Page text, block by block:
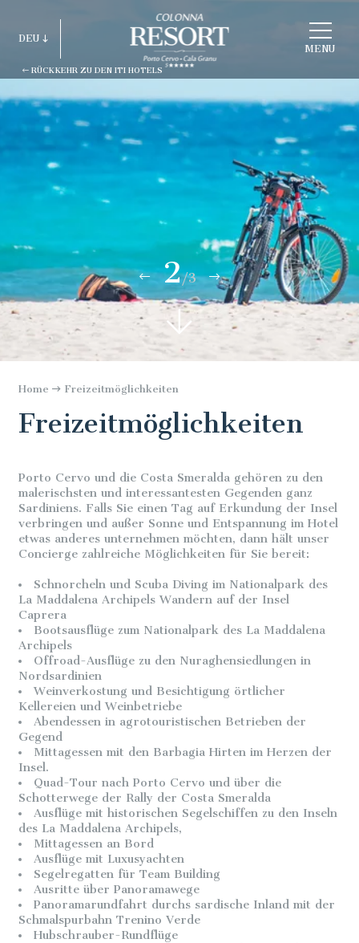
MENU
RÜCKKEHR ZU DEN ITI HOTELS
DEU
ENG
2/3
Home Freizeitmöglichkeiten
Freizeitmöglichkeiten
Porto Cervo und die Costa Smeralda gehören zu den
malerischsten und interessantesten Gegenden ganz
Sardiniens. Falls Sie einen Tag auf Erkundung der Insel
verbringen und außer Sonne und Entspannung im Hotel
etwas anderes unternehmen möchten, dann hält unser
Concierge zahlreiche Möglichkeiten für Sie bereit:
Schnorcheln und Scuba Diving im Nationalpark des
La Maddalena Archipels Wandern auf der Insel
Caprera
Bootsausflüge zum Nationalpark des La Maddalena
Archipels
Offroad-Ausflüge zu den Nuraghensiedlungen in
Nordsardinien
Weinverkostung und Besichtigung örtlicher
Kellereien und Weinbetriebe
Abendessen in agrotouristischen Betrieben der
Gegend
Mittagessen mit den Barbagia Hirten im Herzen der
Insel.
Quad-Tour nach Porto Cervo und über die
Schotterwege der Rally der Costa Smeralda
Ausflüge mit historischen Segelschiffen zu den Inseln
des La Maddalena Archipels,
Mittagessen an Bord
Ausflüge mit Luxusyachten
Segelregatten für Team Building
Ausritte über Panoramawege
Panoramarundfahrt durchs sardische Inland mit der
Schmalspurbahn Trenino Verde
Hubschrauber-Rundflüge